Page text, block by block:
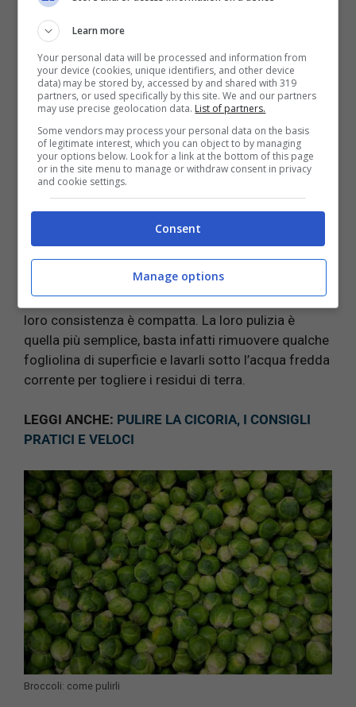
pulirli bisogna eliminare il fusto, poi tagliare le
foglie eliminando le parti più dure. Infine foglie e
fiore vanno lavati in acqua fredda.
broccoli di rapa, o cime di rapa, invece, sono la
a regola d’arte bisognaeliminare le foglie più
grandi e dure, lasciando solo le cime che vanno
lavate in acqua fredda.
broccoli sono i
Sono dei germogli dalla forma sferica che
crescono alla base del cavolo di Bruxelles e sono
formati da tante piccole foglie una sopra l’altra. La
loro consistenza è compatta. La loro pulizia è
quella più semplice, basta infatti rimuovere qualche
fogliolina di superficie e lavarli sotto l’acqua fredda
corrente per togliere i residui di terra.
LEGGI ANCHE: PULIRE LA CICORIA, I CONSIGLI
PRATICI E VELOCI
Broccoli: come pulirli
Learn more
Your personal data will be processed and information from
your device (cookies, unique identifiers, and other device
data) may be stored by, accessed by and shared with 319
partners, or used specifically by this site. We and our partners
may use precise geolocation data. List of partners.
Some vendors may process your personal data on the basis
of legitimate interest, which you can object to by managing
your options below. Look for a link at the bottom of this page
or in the site menu to manage or withdraw consent in privacy
and cookie settings.
Consent
Manage options